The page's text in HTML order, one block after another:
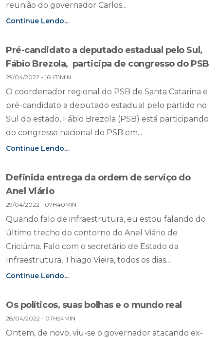
reunião do governador Carlos...
Continue Lendo...
Pré-candidato a deputado estadual pelo Sul,
Fábio Brezola, participa de congresso do PSB
29/04/2022 - 16H31MIN
O coordenador regional do PSB de Santa Catarina e
pré-candidato a deputado estadual pelo partido no
Sul do estado, Fábio Brezola (PSB) está participando
do congresso nacional do PSB em...
Continue Lendo...
Definida entrega da ordem de serviço do
Anel Viário
29/04/2022 - 07H40MIN
Quando falo de infraestrutura, eu estou falando do
último trecho do contorno do Anel Viário de
Criciúma. Falo com o secretário de Estado da
Infraestrutura, Thiago Vieira, todos os dias...
Continue Lendo...
Os políticos, suas bolhas e o mundo real
28/04/2022 - 07H54MIN
Ontem, de novo, viu-se o governador atacando ex-